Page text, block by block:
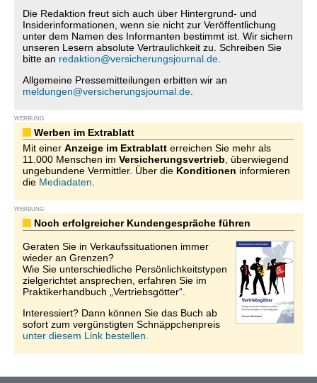
Die Redaktion freut sich auch über Hintergrund- und
Insiderinformationen, wenn sie nicht zur Veröffentlichung
unter dem Namen des Informanten bestimmt ist. Wir sichern
unseren Lesern absolute Vertraulichkeit zu. Schreiben Sie
bitte an redaktion@versicherungsjournal.de
Allgemeine Pressemitteilungen erbitten wir an
meldungen@versicherungsjournal.de
WERBUNG
Werben im Extrablatt
Mit einer Anzeige im Extrablatt erreichen Sie mehr als
11.000 Menschen im Versicherungsvertrieb , überwiegend
ungebundene Vermittler. Über die Konditionen informieren
die Mediadaten
WERBUNG
Noch erfolgreicher Kundengespräche führen
Geraten Sie in Verkaufssituationen immer
wieder an Grenzen?
Wie Sie unterschiedliche Persönlichkeitstypen
zielgerichtet ansprechen, erfahren Sie im
Praktikerhandbuch „Vertriebsgötter“.
Interessiert? Dann können Sie das Buch ab
sofort zum vergünstigten Schnäppchenpreis
unter diesem Link bestellen.